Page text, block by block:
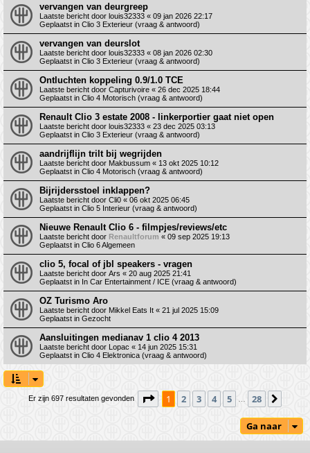
vervangen van deurgreep
Laatste bericht door louis32333 « 09 jan 2026 22:17
Geplaatst in Clio 3 Exterieur (vraag & antwoord)
vervangen van deurslot
Laatste bericht door louis32333 « 08 jan 2026 02:30
Geplaatst in Clio 3 Exterieur (vraag & antwoord)
Ontluchten koppeling 0.9/1.0 TCE
Laatste bericht door Capturivoire « 26 dec 2025 18:44
Geplaatst in Clio 4 Motorisch (vraag & antwoord)
Renault Clio 3 estate 2008 - linkerportier gaat niet open
Laatste bericht door louis32333 « 23 dec 2025 03:13
Geplaatst in Clio 3 Exterieur (vraag & antwoord)
aandrijflijn trilt bij wegrijden
Laatste bericht door Makbussum « 13 okt 2025 10:12
Geplaatst in Clio 4 Motorisch (vraag & antwoord)
Bijrijdersstoel inklappen?
Laatste bericht door Cli0 « 06 okt 2025 06:45
Geplaatst in Clio 5 Interieur (vraag & antwoord)
Nieuwe Renault Clio 6 - filmpjes/reviews/etc
Laatste bericht door Renaultforum « 09 sep 2025 19:13
Geplaatst in Clio 6 Algemeen
clio 5, focal of jbl speakers - vragen
Laatste bericht door Ars « 20 aug 2025 21:41
Geplaatst in In Car Entertainment / ICE (vraag & antwoord)
OZ Turismo Aro
Laatste bericht door Mikkel Eats It « 21 jul 2025 15:09
Geplaatst in Gezocht
Aansluitingen medianav 1 clio 4 2013
Laatste bericht door Lopac « 14 jun 2025 15:31
Geplaatst in Clio 4 Elektronica (vraag & antwoord)
Er zijn 697 resultaten gevonden Pagina van28
1 2 3 4 5 28
Ga naar